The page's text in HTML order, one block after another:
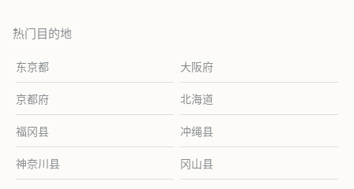
热门目的地
东京都 大阪府
京都府 北海道
福冈县 冲绳县
神奈川县 冈山县